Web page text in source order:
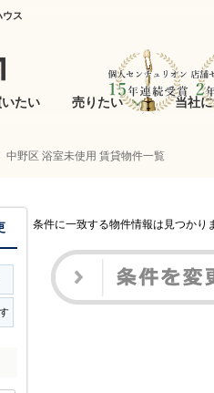
ウス
いたい 売りたい 当社
中野区 浴室未使用 賃貸物件一覧
条件に一致する物件情報は見つかり